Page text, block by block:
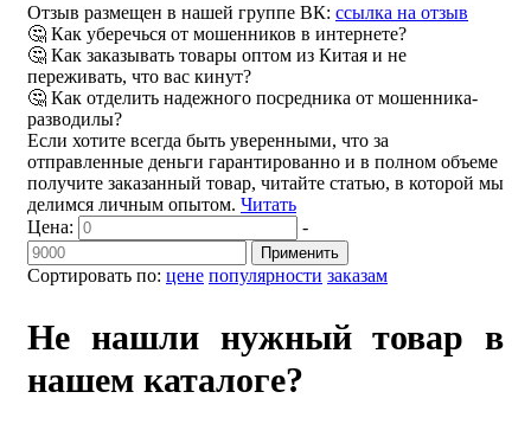
Отзыв размещен в нашей группе ВК: ссылка на отзыв
🤔 Как уберечься от мошенников в интернете?
🤔 Как заказывать товары оптом из Китая и не
переживать, что вас кинут?
🤔 Как отделить надежного посредника от мошенника-
разводилы?
Если хотите всегда быть уверенными, что за
отправленные деньги гарантированно и в полном объеме
получите заказанный товар, читайте статью, в которой мы
делимся личным опытом. Читать
Сортировать по: цене популярности заказам
Цена: -
Применить
Не нашли нужный товар в
нашем каталоге?